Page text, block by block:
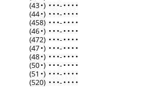
(43•) • • •- • • • •
(44•) • • •- • • • •
(458) • • •- • • • •
(46•) • • •- • • • •
(472) • • •- • • • •
(47•) • • •- • • • •
(48•) • • •- • • • •
(50•) • • •- • • • •
(51 •) • • •- • • • •
(520) • • •- • • • •